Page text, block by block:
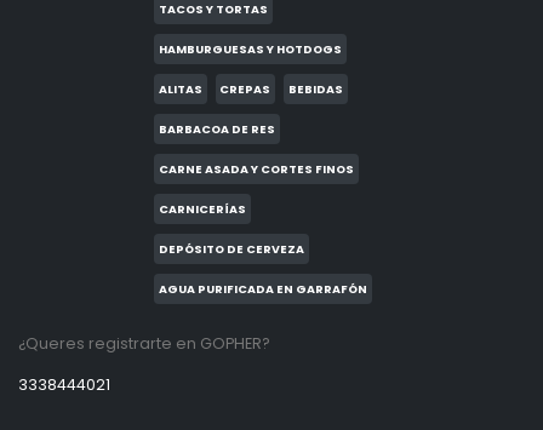
TACOS Y TORTAS
HAMBURGUESAS Y HOTDOGS
ALITAS CREPAS BEBIDAS
BARBACOA DE RES
CARNE ASADA Y CORTES FINOS
CARNICERÍAS
DEPÓSITO DE CERVEZA
AGUA PURIFICADA EN GARRAFÓN
¿Queres registrarte en GOPHER?
3338444021